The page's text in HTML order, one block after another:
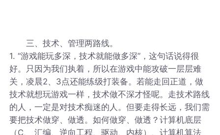
三、技术、管理两路线。
1. “游戏能玩多深，技术就能做多深”，这句话说得很
好。只因为我们执着，所以在游戏中能攻破一层层难
关，凌晨2、3点还能练级打装备。若能走回正道，做
技术就想玩游戏一样，技术做不深才怪呢。走技术路线
的人，一定是对技术痴迷的人。但要走得长远，我们需
要把技术做穿、做透。如何做穿、做透？计算机底层
（C、 汇编、逆向工程、驱动、内核）、计算机算法